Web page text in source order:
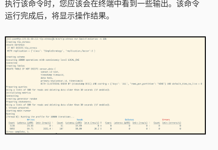
执行该命令时，您应该会在终端中看到一些输出。该命令
运行完成后，将显示操作结果。